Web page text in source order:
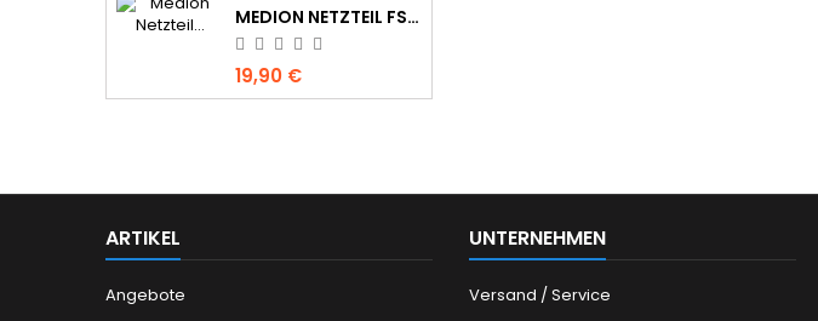
MEDION NETZTEIL FSP045-REBN2 3PIN 45W 19V 2,37A 3,5MM X 1,35MM
19,90 €
ARTIKEL
Angebote
UNTERNEHMEN
Versand / Service